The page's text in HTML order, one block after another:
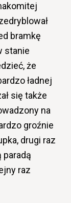
bramkę
stanie
że
ładnej
się także
na
groźnie
drugi raz
raz